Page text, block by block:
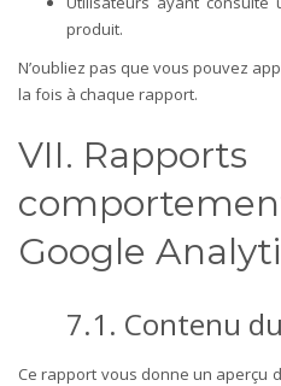
produit.
N’oubliez pas que vous pouvez
la fois à chaque rapport.
VII. Rapports
Google
7.1. Contenu
Ce rapport vous donne un aperçu